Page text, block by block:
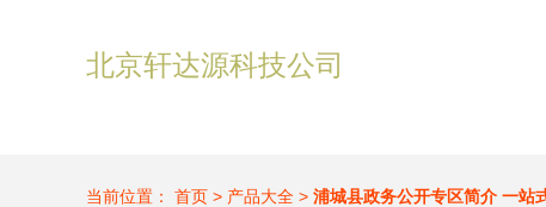
北京轩达源科技公司
当前位置： 首页 > 产品大全 > 浦城县政务公开专区简介 一站